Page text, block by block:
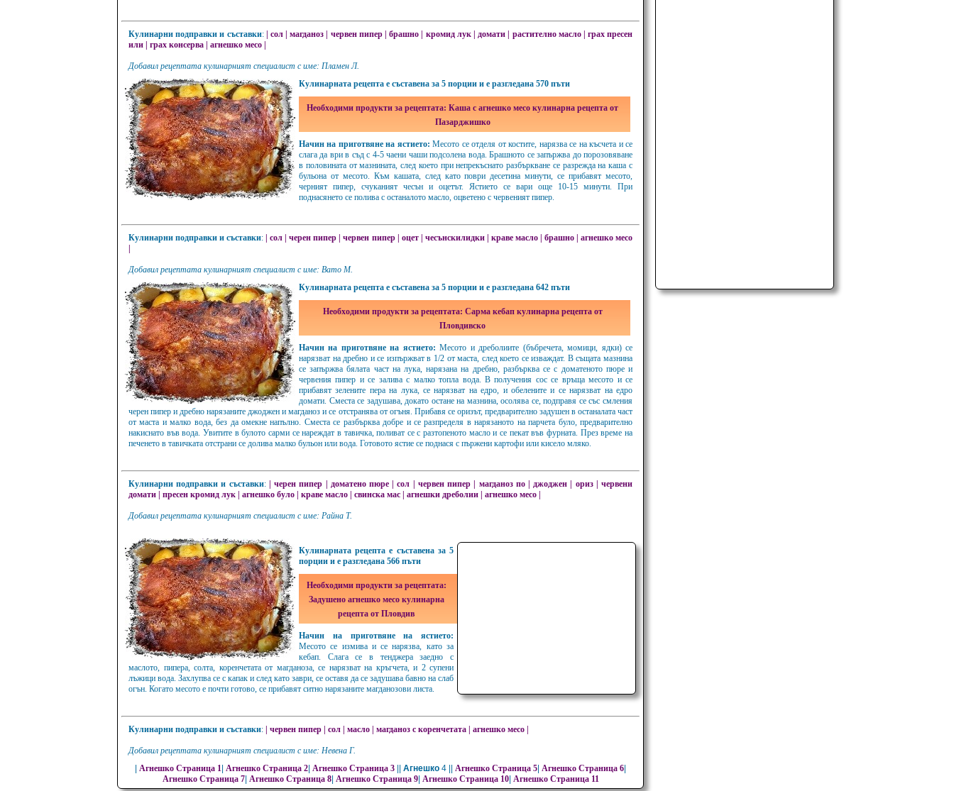
Кулинарни подправки и съставки: сол |магданоз червен пипер |брашно кромид лук |домати растително масло |грах пресен
или
грах консерва агнешко месо
Добавил рецептата кулинарният специалист с име: Пламен Л.
Кулинарната рецепта е съставена за 5 порции и е разгледана 570 пъти
Необходими продукти за рецептата: Каша с агнешко месо кулинарна рецепта от
Пазарджишко
Начин на приготвяне на ястието: Месото се отделя от костите, нарязва се на късчета и се
слага да ври в съд с 4-5 чаени чаши подсолена вода. Брашното се запържва до порозовяване
в половината от мазнината, след което при непрекъснато разбъркване се разрежда на каша с
бульона от месото. Към кашата, след като поври десетина минути, се прибавят месото,
черният пипер, счуканият чесън и оцетът. Ястието се вари още 10-15 минути. При
поднасянето се полива с останалото масло, оцветено с червеният пипер.
Кулинарни подправки и съставки: |сол |черен пипер |червен пипер оцет чесънскилидки краве масло брашно |агнешко месо
Добавил рецептата кулинарният специалист с име: Вато М.
Кулинарната рецепта е съставена за 5 порции и е разгледана 642 пъти
Необходими продукти за рецептата: Сарма кебап кулинарна рецепта от
Пловдивско
Начин на приготвяне на ястието: Месото и дреболиите (бъбречета, момици, ядки) се
нарязват на дребно и се изпържват в 1/2 от маста, след което се изваждат. В същата мазнина
се запържва бялата част на лука, нарязана на дребно, разбърква се с доматеното пюре и
червения пипер и се залива с малко топла вода. В получения сос се връща месото и се
прибавят зелените пера на лука, се нарязват на едро, и обелените и се нарязват на едро
домати. Сместа се задушава, докато остане на мазнина, осолява се, подправя се със смления
черен пипер и дребно нарязаните джоджен и магданоз и се отстранява от огъня. Прибавя се оризът, предварително задушен в останалата част
от маста и малко вода, без да омекне напълно. Сместа се разбърква добре и се разпределя в нарязаното на парчета було, предварително
накиснато във вода. Увитите в булото сарми се нареждат в тавичка, поливат се с разтопеното масло и се пекат във фурната. През време на
печенето в тавичката отстрани се долива малко бульон или вода. Готовото ястие се поднася с пържени картофи или кисело мляко.
Кулинарни подправки и съставки: |черен пипер доматено пюре |сол червен пипер магданоз по |джоджен ориз |червени
домати
пресен кромид лук агнешко було краве масло свинска мас агнешки дреболии агнешко месо
Добавил рецептата кулинарният специалист с име: Райна Т.
Кулинарната рецепта е съставена за 5
порции и е разгледана 566 пъти
Необходими продукти за рецептата:
Задушено агнешко месо кулинарна
рецепта от Пловдив
Начин на приготвяне на ястието:
Месото се измива и се нарязва, като за
кебап. Слага се в тенджера заедно с
маслото, пипера, солта, коренчетата от магданоза, се нарязват на кръгчета, и 2 супени
лъжици вода. Захлупва се с капак и след като заври, се оставя да се задушава бавно на слаб
огън. Когато месото е почти готово, се прибавят ситно нарязаните магданозови листа.
Кулинарни подправки и съставки: червен пипер сол масло магданоз с коренчетата агнешко месо
Добавил рецептата кулинарният специалист с име: Невена Г.
Агнешко Страница 1 Агнешко Страница 2 Агнешко Страница 3 Агнешко 4 || Агнешко Страница 5 Агнешко Страница 6
Агнешко Страница 7| Агнешко Страница 8| Агнешко Страница 9| Агнешко Страница 10| Агнешко Страница 11